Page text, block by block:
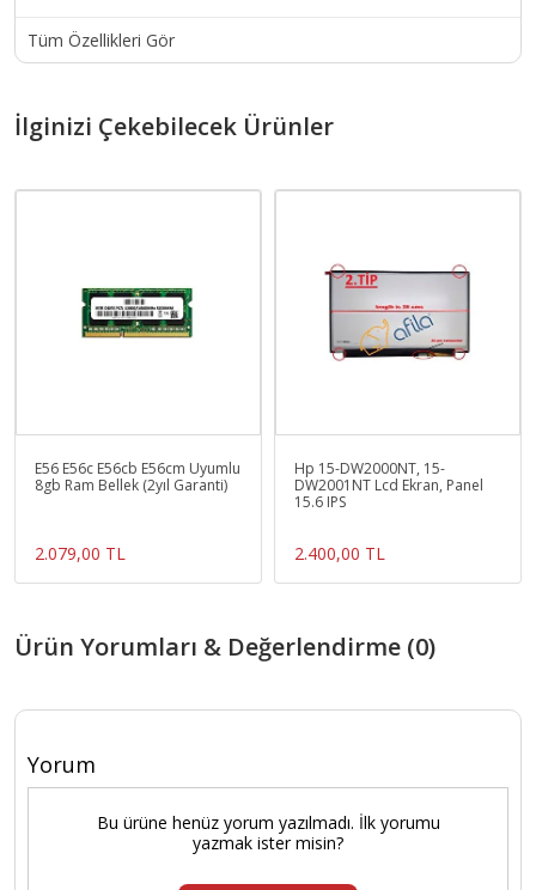
Tüm Özellikleri Gör
İlginizi Çekebilecek Ürünler
E56 E56c E56cb E56cm Uyumlu
8gb Ram Bellek (2yıl Garanti)
2.079,00 TL
Hp 15-DW2000NT, 15-
DW2001NT Lcd Ekran, Panel
15.6 IPS
2.400,00 TL
Ürün Yorumları & Değerlendirme (0)
Yorum
Bu ürüne henüz yorum yazılmadı. İlk yorumu
yazmak ister misin?